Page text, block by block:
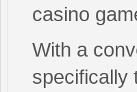
casino
With a
specifically